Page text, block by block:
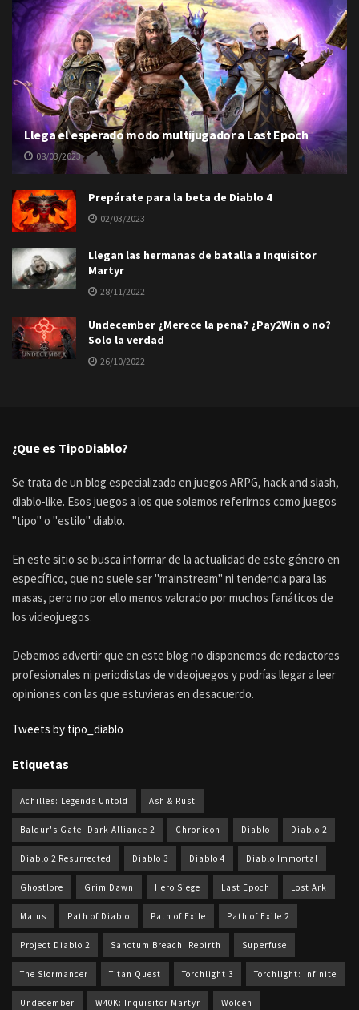
Llega el esperado modo multijugador a Last Epoch
08/03/2023
Prepárate para la beta de Diablo 4
02/03/2023
Llegan las hermanas de batalla a Inquisitor
Martyr
28/11/2022
Undecember ¿Merece la pena? ¿Pay2Win o no?
Solo la verdad
26/10/2022
¿Que es TipoDiablo?
Se trata de un blog especializado en juegos ARPG, hack and slash,
diablo-like. Esos juegos a los que solemos referirnos como juegos
"tipo" o "estilo" diablo.
En este sitio se busca informar de la actualidad de este género en
específico, que no suele ser "mainstream" ni tendencia para las
masas, pero no por ello menos valorado por muchos fanáticos de
los videojuegos.
Debemos advertir que en este blog no disponemos de redactores
profesionales ni periodistas de videojuegos y podrías llegar a leer
opiniones con las que estuvieras en desacuerdo.
Tweets by tipo_diablo
Etiquetas
Achilles: Legends Untold Ash & Rust
Baldur's Gate: Dark Alliance 2 Chronicon Diablo Diablo 2
Diablo 2 Resurrected Diablo 3 Diablo 4 Diablo Immortal
Ghostlore Grim Dawn Hero Siege Last Epoch Lost Ark
Malus Path of Diablo Path of Exile Path of Exile 2
Project Diablo 2 Sanctum Breach: Rebirth Superfuse
The Slormancer Titan Quest Torchlight 3 Torchlight: Infinite
Undecember W40K: Inquisitor Martyr Wolcen